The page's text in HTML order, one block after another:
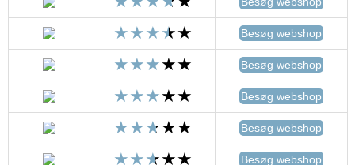
Besøg webshop
Besøg webshop
Besøg webshop
Besøg webshop
Besøg webshop